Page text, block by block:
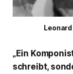
„Ein
schreibt,